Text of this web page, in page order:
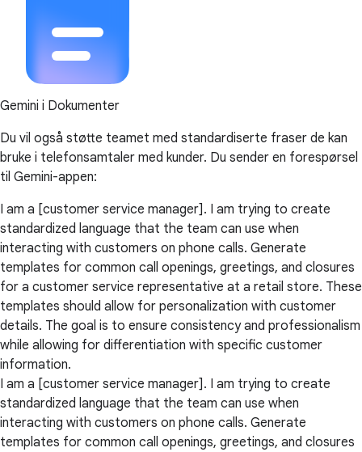
Gemini i Dokumenter
Du vil også støtte teamet med standardiserte fraser de kan
bruke i telefonsamtaler med kunder. Du sender en forespørsel
til Gemini-appen:
I am a [customer service manager]. I am trying to create
standardized language that the team can use when
interacting with customers on phone calls. Generate
templates for common call openings, greetings, and closures
for a customer service representative at a retail store. These
templates should allow for personalization with customer
details. The goal is to ensure consistency and professionalism
while allowing for differentiation with specific customer
information.
I am a [customer service manager]. I am trying to create
standardized language that the team can use when
interacting with customers on phone calls. Generate
templates for common call openings, greetings, and closures